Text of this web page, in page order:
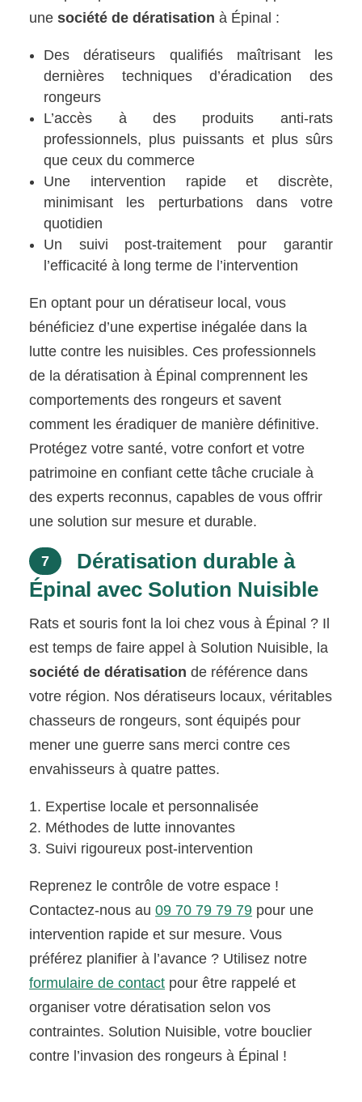
unesociété de dératisation à Épinal :
Des dératiseurs qualifiés maîtrisant les
dernières techniques d’éradication des
rongeurs
L’accès à des produits anti-rats
professionnels, plus puissants et plus sûrs
que ceux du commerce
Une intervention rapide et discrète,
minimisant les perturbations dans votre
quotidien
Un suivi post-traitement pour garantir
l’efficacité à long terme de l’intervention
En optant pour un dératiseur local, vous
bénéficiez d’une expertise inégalée dans la
lutte contre les nuisibles. Ces professionnels
de la dératisation à Épinal comprennent les
comportements des rongeurs et savent
comment les éradiquer de manière définitive.
Protégez votre santé, votre confort et votre
patrimoine en confiant cette tâche cruciale à
des experts reconnus, capables de vous offrir
une solution sur mesure et durable.
7
Dératisation durable à
Épinal avec Solution Nuisible
Rats et souris font la loi chez vous à Épinal ? Il
est temps de faire appel à Solution Nuisible, la
société de dératisation de référence dans
votre région. Nos dératiseurs locaux, véritables
chasseurs de rongeurs, sont équipés pour
mener une guerre sans merci contre ces
envahisseurs à quatre pattes.
Expertise locale et personnalisée
Méthodes de lutte innovantes
Suivi rigoureux post-intervention
Reprenez le contrôle de votre espace !
Contactez-nous au09 70 79 79 79 pour une
intervention rapide et sur mesure. Vous
préférez planifier à l’avance ? Utilisez notre
formulaire de contact pour être rappelé et
organiser votre dératisation selon vos
contraintes. Solution Nuisible, votre bouclier
contre l’invasion des rongeurs à Épinal !